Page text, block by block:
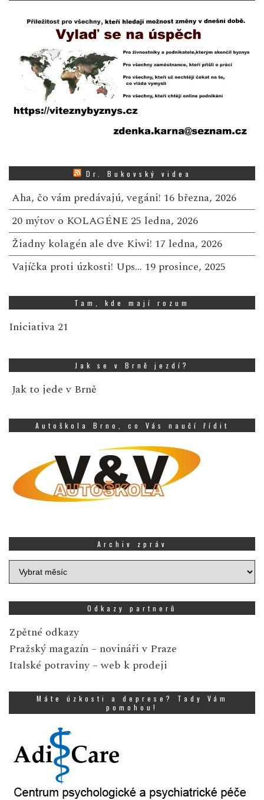
Dr. Bukovský videa
Aha, čo vám predávajú, vegáni! 16 března, 2026
20 mýtov o KOLAGÉNE 25 ledna, 2026
Žiadny kolagén ale dve Kiwi! 17 ledna, 2026
Vajíčka proti úzkosti! Ups… 19 prosince, 2025
Tam, kde mají rozum
Iniciativa 21
Jak se v Brně jezdí?
Jak to jede v Brně
Autoškola Brno, co Vás naučí řídit
Archiv zpráv
Archiv
zpráv
Odkazy partnerů
Zpětné odkazy
Pražský magazín – novináři v Praze
Italské potraviny – web k prodeji
Máte úzkosti a deprese? Tady Vám
pomohou!